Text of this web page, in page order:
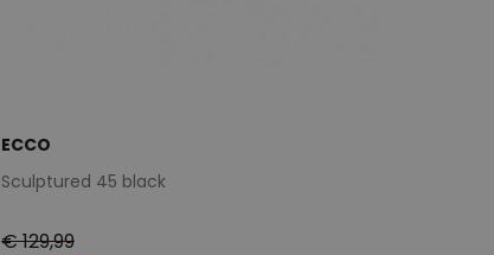
ECCO
Sculptured 45 black
€ 129,99